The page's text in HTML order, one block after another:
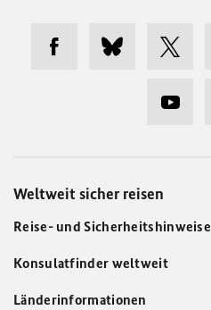
Weltweit sicher reisen
Reise- und Sicherheitshinweise
Konsulatfinder weltweit
Länderinformationen